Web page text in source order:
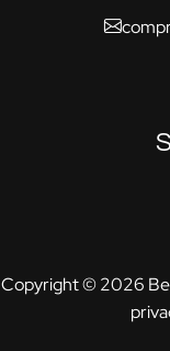
Copyright © 2026